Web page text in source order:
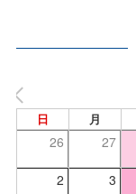
日 月
26 27
2 3